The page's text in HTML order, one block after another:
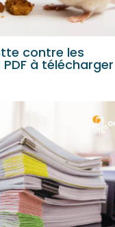
contre les
PDF à télécharger